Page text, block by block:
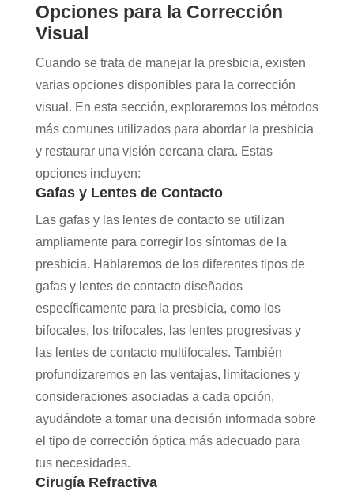
Opciones para la Corrección
Visual
Cuando se trata de manejar la presbicia, existen
varias opciones disponibles para la corrección
visual. En esta sección, exploraremos los métodos
más comunes utilizados para abordar la presbicia
y restaurar una visión cercana clara. Estas
opciones incluyen:
Gafas y Lentes de Contacto
Las gafas y las lentes de contacto se utilizan
ampliamente para corregir los síntomas de la
presbicia. Hablaremos de los diferentes tipos de
gafas y lentes de contacto diseñados
específicamente para la presbicia, como los
bifocales, los trifocales, las lentes progresivas y
las lentes de contacto multifocales. También
profundizaremos en las ventajas, limitaciones y
consideraciones asociadas a cada opción,
ayudándote a tomar una decisión informada sobre
el tipo de corrección óptica más adecuado para
tus necesidades.
Cirugía Refractiva